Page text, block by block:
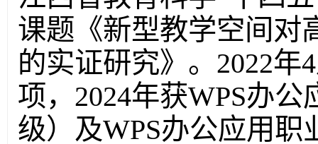
课题《新型教学空间对
的实证研究》。2022
项，2024年获WPS办
级）及WPS办公应用